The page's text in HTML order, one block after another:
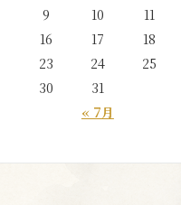
« 7月
9
10 11
16
17 18
23
24 25
30
31